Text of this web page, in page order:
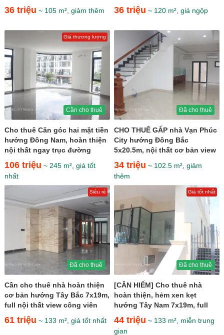
36 triệu
36 triệu ~ 105 m², giảm thêm 36 triệu ~ 120 m², giá ngộp
Giá thương lượng
Cần cho thuê
Cho thuê Căn góc hai mặt tiền
hướng Đông Nam, hoàn thiện
nội thất ngay trục đường
thương mại sầm...
106 triệu ~ 245 m², giá tốt
nhất
Đã cho thuê
CHO THUÊ GẤP nhà Vạn Phúc
City hướng Đông Bắc
5x20.5m, nội thất cơ bản view
hồ bơi giá 34 triệu
34 triệu ~ 102.5 m², giảm
thêm
Siêu rẻ
Đã cho thuê
Cần cho thuê nhà hoàn thiện
cơ bản hướng Tây Bắc 7x19m,
full nội thất view công viên
giá cực rẻ 61...
61 triệu ~ 133 m², giá tốt nhất
Giá tốt nhất
Đã cho thuê
[CĂN HIẾM] Cho thuê nhà
hoàn thiện, hẻm xen kẹt
hướng Tây Nam 7x19m, full
nội thất ngay kênh Sông
Trăng...
44 triệu ~ 133 m², miễn trung
gian